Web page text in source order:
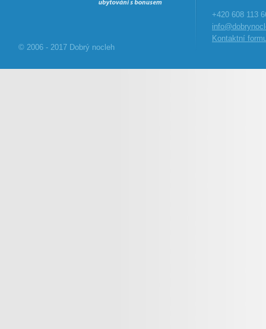
© 2006 - 2017 Dobrý nocleh
+420 608 113
Kontaktní